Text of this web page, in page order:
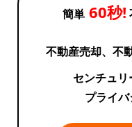
簡単 60秒!
不動産売却、不
センチュリ
プライバ